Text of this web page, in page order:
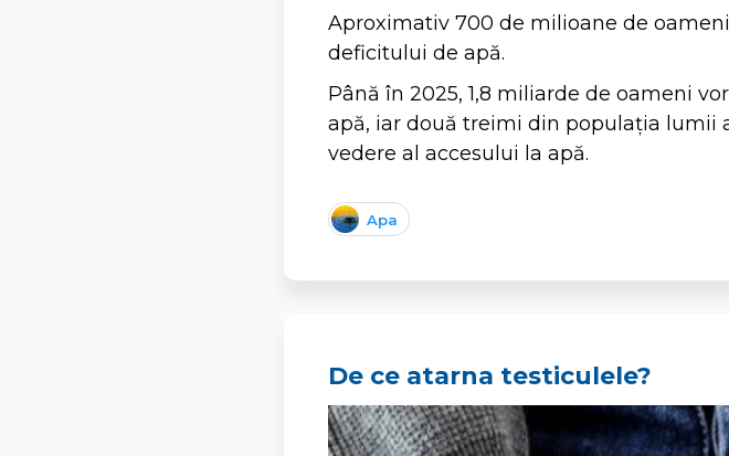
Aproximativ 700 de milioane de
deficitului de apă.
Până în 2025, 1,8 miliarde de oameni
apă, iar două treimi din populația
vedere al accesului la apă.
Apa
De ce atarna testiculele?